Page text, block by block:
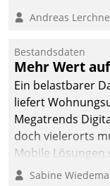
Cockpit für
Datatrain. Die
Wohnungsbau-
Immobilien
sich dabei für
der Lösung über
Cloud Platform
entschieden - als
Unternehmen am
Andreas
Bestandsdaten
Mehr Wert
Ein belastbarer
liefert
Megatrends
doch vielerorts
Mobile Lösungen
Sabine